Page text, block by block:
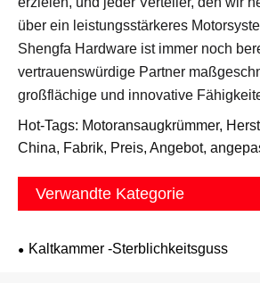
über ein leistungsstärkeres
Shengfa Hardware ist immer noch
vertrauenswürdige Partner
großflächige und innovative
Hot-Tags: Motoransaugkrümmer,
China, Fabrik, Preis, Angebot,
Verwandte Kategorie
Kaltkammer -Sterblichkeitsguss